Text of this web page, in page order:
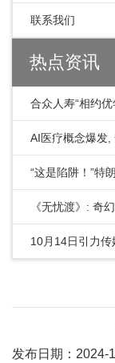
联系我们
热点资讯
合众人寿“相约
商业_保险_产品
AI医疗概念爆发,
涨
“这是陷阱！”特
《无忧渡》: 奇
10月14日引力
发布日期：